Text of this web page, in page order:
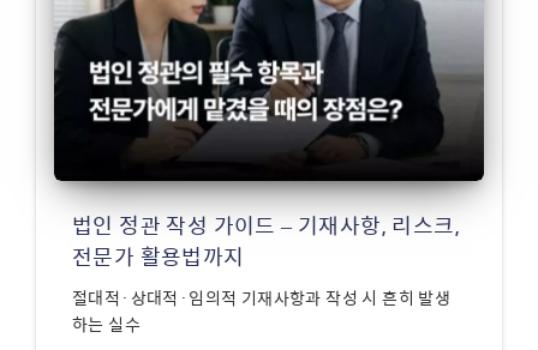
법인 정관 작성 가이드 – 기재사항, 리스크,
전문가 활용법까지
절대적·상대적·임의적 기재사항과 작성 시 흔히 발생
하는 실수